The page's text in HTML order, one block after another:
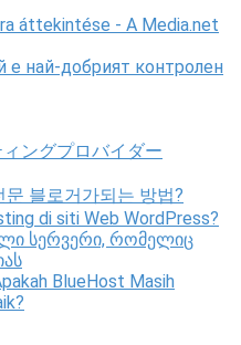
áttekintése - A Media.net
най-добрият контролен
ングプロバイダー
블로거가되는 방법?
di siti Web WordPress?
სერვერი, რომელიც
BlueHost Masih